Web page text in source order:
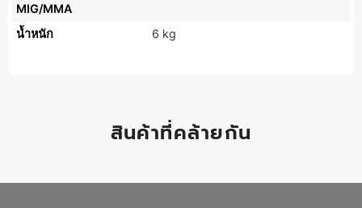
MIG/MMA
น้ำหนัก 6 kg
สินค้าที่คล้ายกัน